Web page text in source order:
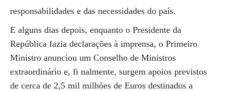
responsabilidades e das necessidades do país.
E alguns dias depois, enquanto o Presidente da
República fazia declarações à imprensa, o Primeiro
Ministro anunciou um Conselho de Ministros
extraordinário e, fi nalmente, surgem apoios previstos
de cerca de 2,5 mil milhões de Euros destinados a